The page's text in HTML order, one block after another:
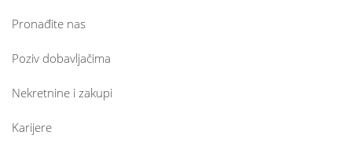
Pronađite nas
Poziv dobavljačima
Nekretnine i zakupi
Karijere